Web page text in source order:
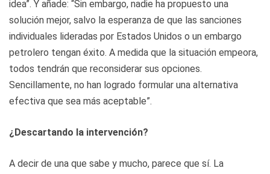
idea”. Y añade: “Sin embargo, nadie ha propuesto una
solución mejor, salvo la esperanza de que las sanciones
individuales lideradas por Estados Unidos o un embargo
petrolero tengan éxito. A medida que la situación empeora,
todos tendrán que reconsiderar sus opciones.
Sencillamente, no han logrado formular una alternativa
efectiva que sea más aceptable”.
¿Descartando la intervención?
A decir de una que sabe y mucho, parece que sí. La